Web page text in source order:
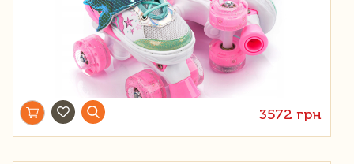
3572 грн